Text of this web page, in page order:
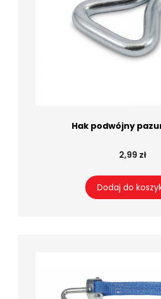
Hak podwójny
2,99 zł
Dodaj do